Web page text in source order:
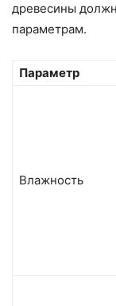
древесины
параметрам.
Параметр
Влажность